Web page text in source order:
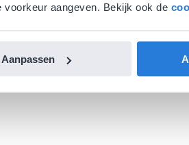
aangeven. Bekijk ook de
Aanpassen